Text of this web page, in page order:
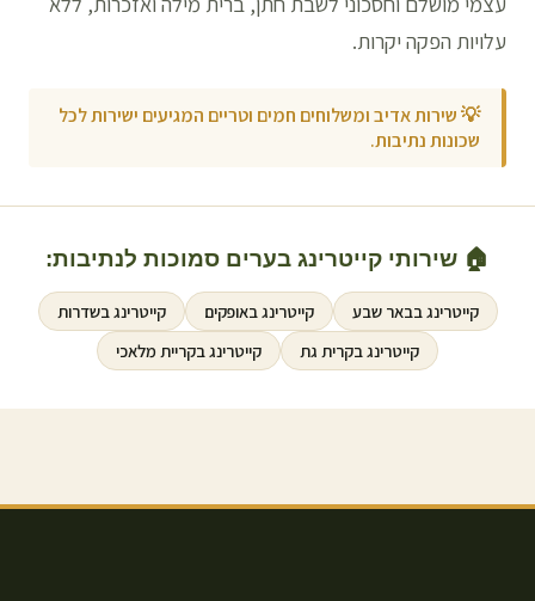
עלויות הפקה יקרות.
💡שירות אדיב ומשלוחים חמים וטריים המגיעים ישירות לכל
שכונות נתיבות.
🏠 שירותי קייטרינג בערים סמוכות לנתיבות:
קייטרינג בבאר שבע קייטרינג באופקים קייטרינג בשדרות
קייטרינג בקרית גת קייטרינג בקריית מלאכי